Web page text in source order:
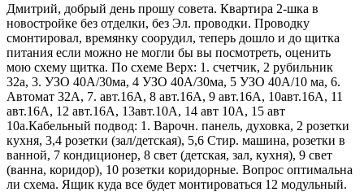
Дмитрий, добрый день прошу совета. Квартира 2-шка в
новостройке без отделки, без Эл. проводки. Проводку
смонтировал, времянку соорудил, теперь дошло и до щитка
питания если можно не могли бы вы посмотреть, оценить
мою схему щитка. По схеме Верх: 1. счетчик, 2 рубильник
32а, 3. УЗО 40А/30ма, 4 УЗО 40А/30ма, 5 УЗО 40А/10 ма, 6.
Автомат 32А, 7. авт.16А, 8 авт.16А, 9 авт.16А, 10авт.16А, 11
авт.16А, 12 авт.16А, 13авт.10А, 14 авт 10А, 15 авт
10а.Кабельный подвод: 1. Варочн. панель, духовка, 2 розетки
кухня, 3,4 розетки (зал/детская), 5,6 Стир. машина, розетки в
ванной, 7 кондиционер, 8 свет (детская, зал, кухня), 9 свет
(ванна, коридор), 10 розетки коридорные. Вопрос оптимальна
ли схема. Ящик куда все будет монтироваться 12 модульный.